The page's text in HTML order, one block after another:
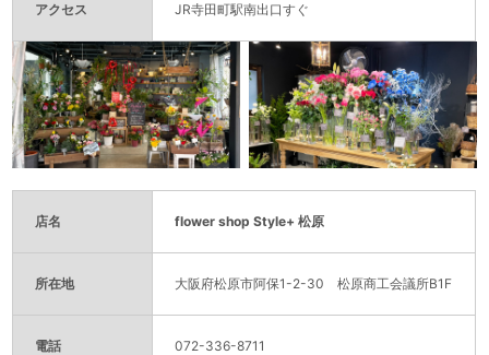
アクセス JR寺田町駅南出口すぐ
店名 flower shop Style+ 松原
所在地 大阪府松原市阿保1-2-30 松原商工会議所B1F
電話 072-336-8711